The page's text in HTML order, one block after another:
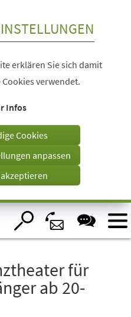
erklären Sie sich damit
verwendet.
Infos
Cookies
anpassen
für
ab 20-